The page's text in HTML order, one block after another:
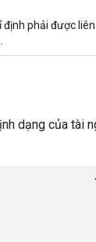
định phải được
dạng của tài